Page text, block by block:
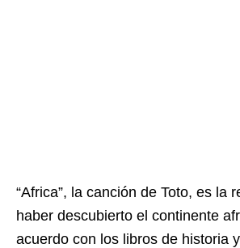
“Africa”, la canción de Toto, es la
haber descubierto el continente
acuerdo con los libros de historia